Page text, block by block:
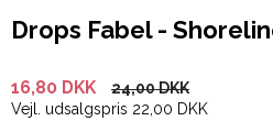
Drops Fabel -
16,80 DKK
24,00 DKK
Vejl. udsalgspris 22,00 DKK